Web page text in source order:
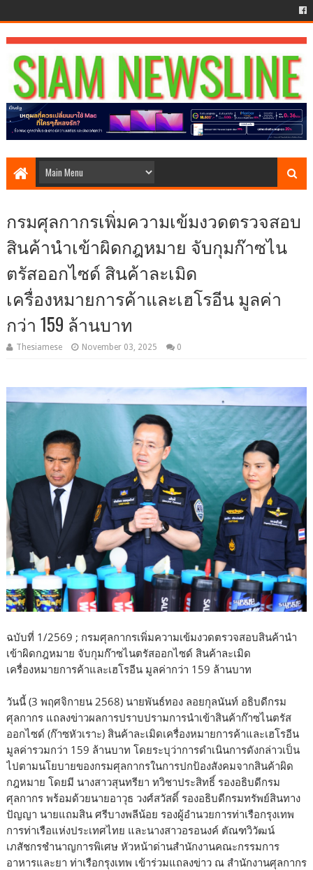
กรมศุลกากรเพิ่มความเข้มงวดตรวจสอบ
สินค้านำเข้าผิดกฎหมาย จับกุมก๊าซไน
ตรัสออกไซด์ สินค้าละเมิด
เครื่องหมายการค้าและเฮโรอีน มูลค่า
กว่า 159 ล้านบาท
Thesiamese November 03, 2025 0
ฉบับที่ 1/2569 ; กรมศุลกากรเพิ่มความเข้มงวดตรวจสอบสินค้านำ
เข้าผิดกฎหมาย จับกุมก๊าซไนตรัสออกไซด์ สินค้าละเมิด
เครื่องหมายการค้าและเฮโรอีน มูลค่ากว่า 159 ล้านบาท
วันนี้ (3 พฤศจิกายน 2568) นายพันธ์ทอง ลอยกุลนันท์ อธิบดีกรม
ศุลกากร แถลงข่าวผลการปราบปรามการนำเข้าสินค้าก๊าซไนตรัส
ออกไซด์ (ก๊าซหัวเราะ) สินค้าละเมิดเครื่องหมายการค้าและเฮโรอีน
มูลค่ารวมกว่า 159 ล้านบาท โดยระบุว่าการดำเนินการดังกล่าวเป็น
ไปตามนโยบายของกรมศุลกากรในการปกป้องสังคมจากสินค้าผิด
กฎหมาย โดยมี นางสาวสุนทรียา ทวิชาประสิทธิ์ รองอธิบดีกรม
ศุลกากร พร้อมด้วยนายอาวุธ วงศ์สวัสดิ์ รองอธิบดีกรมทรัพย์สินทาง
ปัญญา นายแถมสิน ศรีบางพลีน้อย รองผู้อำนวยการท่าเรือกรุงเทพ
การท่าเรือแห่งประเทศไทย และนางสาวอรอนงค์ ตัณฑวิวัฒน์
เภสัชกรชำนาญการพิเศษ หัวหน้าด่านสำนักงานคณะกรรมการ
อาหารและยา ท่าเรือกรุงเทพ เข้าร่วมแถลงข่าว ณ สำนักงานศุลกากร